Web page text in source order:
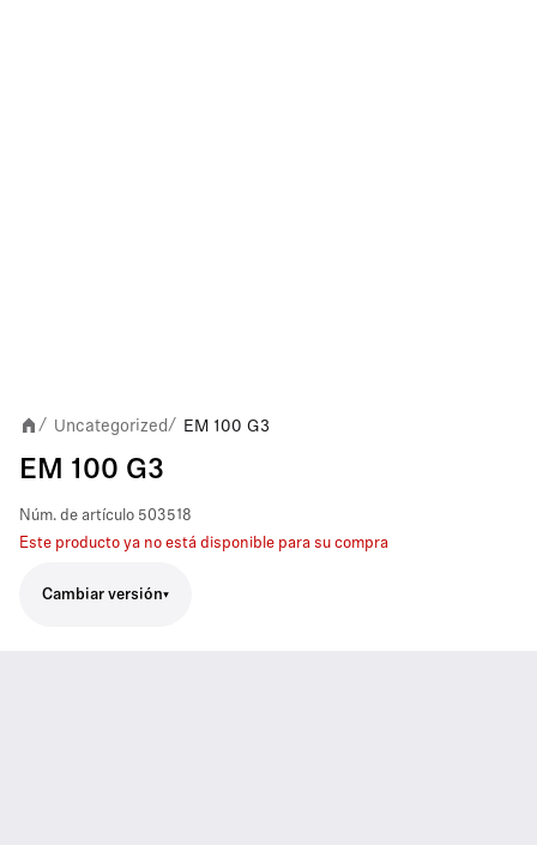
/ Uncategorized / EM 100 G3
EM 100 G3
Núm. de artículo 503518
Este producto ya no está disponible para su compra
Cambiar versión